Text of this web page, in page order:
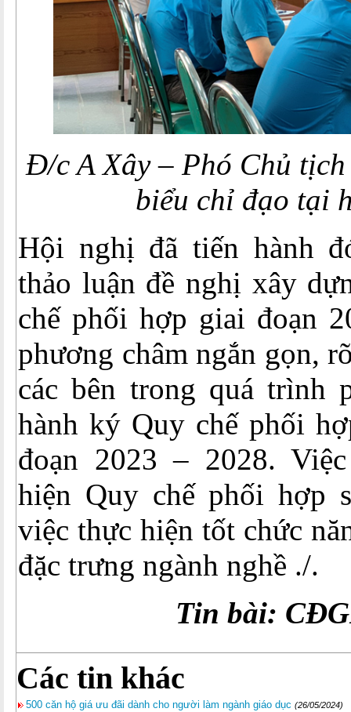
Đ/c A Xây – Phó Chủ
biểu chỉ đạo tại
Hội nghị đã tiến hành
thảo luận đề nghị xây
chế phối hợp giai đoạn
phương châm ngắn gọn,
các bên trong quá trình
hành ký Quy chế phối
đoạn 2023 – 2028.
hiện Quy chế phối hợp
việc thực hiện tốt chức
đặc trưng ngành nghề ./.
Tin bài:
Các tin khác
500 căn hộ giá ưu đãi dành cho người làm ngành giáo dục (26/05/2024)